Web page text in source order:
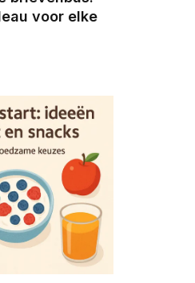
voor elke